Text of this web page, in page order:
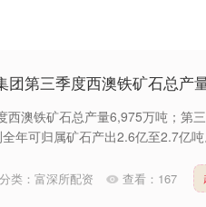
团第三季度西澳铁矿石总产
西澳铁矿石总产量6,975万吨；第
年可归属矿石产出2.6亿至2.7亿
分类： 富深所配资 查看： 167